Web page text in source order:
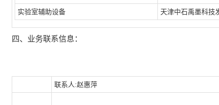
实验室辅助设备 天津中石禹墨科技
四、业务联系信息：
联系人:赵惠萍